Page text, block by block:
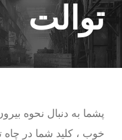
توالت
پشما به دنبال نحوه
خوب ، کلید شما در چاه